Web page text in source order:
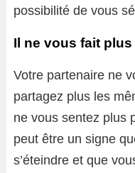
possibilité de vous
Il ne vous fait plus
Votre partenaire ne
partagez plus les
ne vous sentez plus
peut être un signe
s’éteindre et que